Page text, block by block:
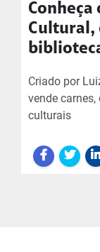
Conheça
Cultural,
Criado por
vende
culturais